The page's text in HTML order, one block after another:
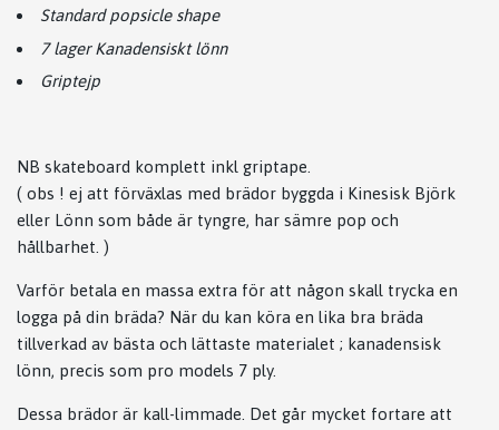
Standard popsicle shape
7 lager Kanadensiskt lönn
Griptejp
NB skateboard komplett inkl griptape.
( obs ! ej att förväxlas med brädor byggda i Kinesisk Björk
eller Lönn som både är tyngre, har sämre pop och
hållbarhet. )
Varför betala en massa extra för att någon skall trycka en
logga på din bräda? När du kan köra en lika bra bräda
tillverkad av bästa och lättaste materialet ; kanadensisk
lönn, precis som pro models 7 ply.
Dessa brädor är kall-limmade. Det går mycket fortare att